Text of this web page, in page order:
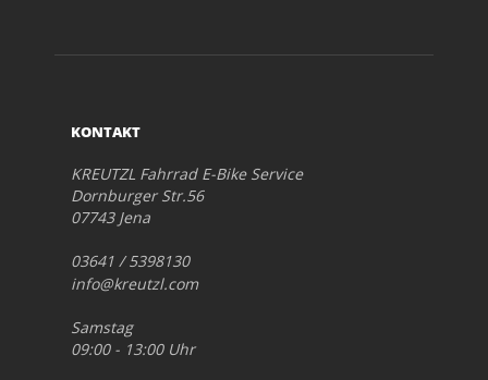
KONTAKT
KREUTZL Fahrrad E-Bike Service
Dornburger Str.56
07743 Jena
03641 / 5398130
info@kreutzl.com
Samstag
09:00 - 13:00 Uhr